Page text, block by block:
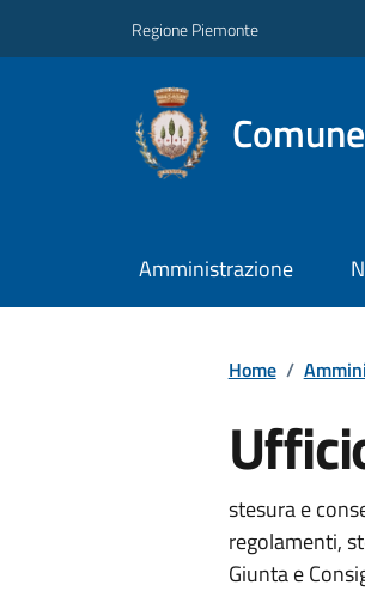
Regione Piemonte
Amministrazione
Home /
stesura e
regolamenti,
Giunta e